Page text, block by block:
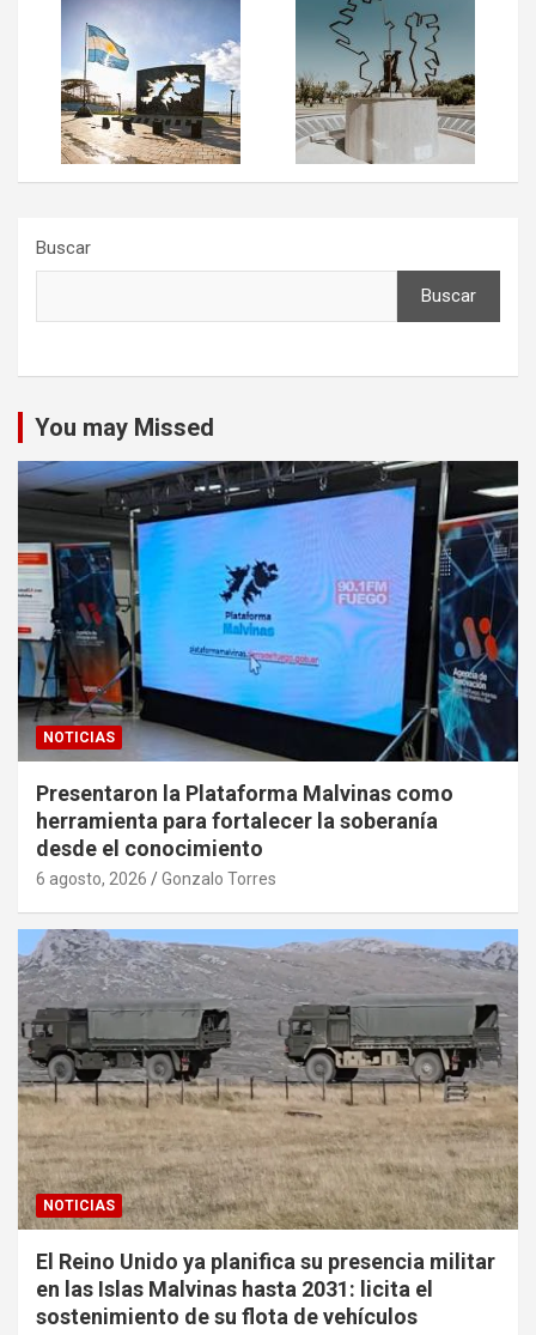
Buscar
Buscar
You may Missed
NOTICIAS
Presentaron la Plataforma Malvinas como
herramienta para fortalecer la soberanía
desde el conocimiento
6 agosto, 2026 Gonzalo Torres
NOTICIAS
El Reino Unido ya planifica su presencia militar
en las Islas Malvinas hasta 2031: licita el
sostenimiento de su flota de vehículos